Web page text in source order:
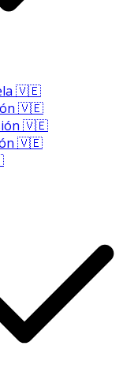
🇻🇪
🇻🇪
🇻🇪
🇻🇪